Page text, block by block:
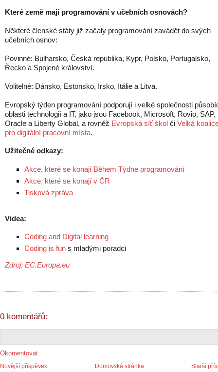
Které země mají programování v učebních osnovách?
Některé členské státy již začaly programování zavádět do svých
učebních osnov:
Povinné: Bulharsko, Česká republika, Kypr, Polsko, Portugalsko,
Řecko a Spojené království.
Volitelné: Dánsko, Estonsko, Irsko, Itálie a Litva.
Evropský týden programování podporují i velké společnosti
oblasti technologií a IT, jako jsou Facebook, Microsoft, Rovio, SAP,
Oracle a Liberty Global, a rovněž Evropská síť škol či Velká
pro digitální pracovní místa.
Užitečné odkazy:
Akce, které se konají Během Týdne programování
Akce, které se konají v ČR
Tisková zpráva
Videa:
Coding and Digital learning
Coding is fun s mladými poradci
Zdroj: EC.Europa.eu
0 komentářů:
Okomentovat
Novější příspěvek Starší
Domovská stránka